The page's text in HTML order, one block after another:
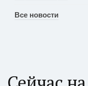
Все новости